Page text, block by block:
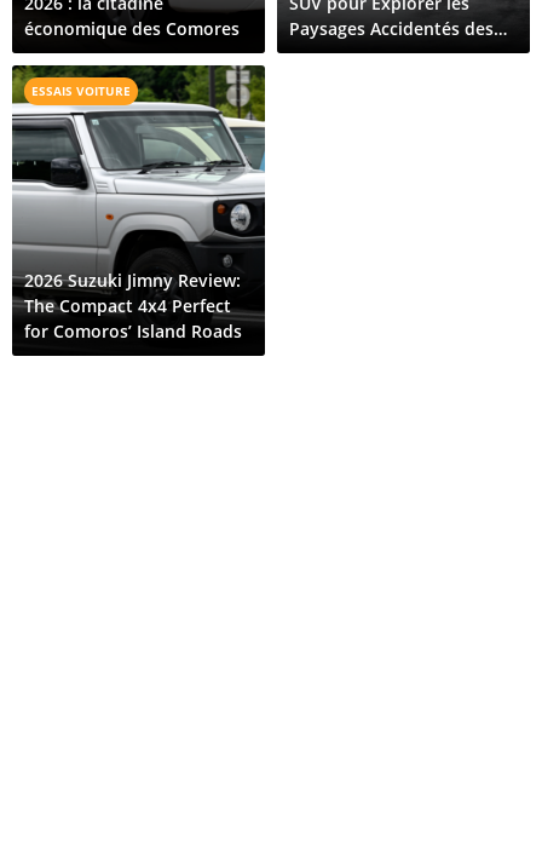
économique des Comores
Paysages Accidentés des
Comores
ESSAIS VOITURE
2026 Suzuki Jimny Review:
The Compact 4x4 Perfect
for Comoros’ Island Roads